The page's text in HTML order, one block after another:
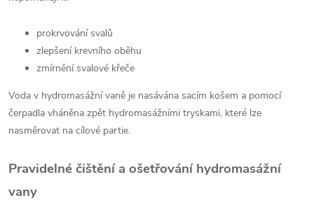
prokrvování svalů
zlepšení krevního oběhu
zmírnění svalové křeče
Voda v hydromasážní vaně je nasávána sacím košem a pomocí
čerpadla vháněna zpět hydromasážními tryskami, které lze
nasměrovat na cílové partie.
Pravidelné čištění a ošetřování hydromasážní
vany